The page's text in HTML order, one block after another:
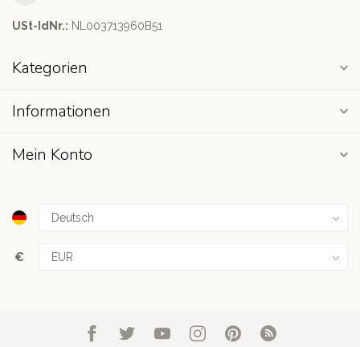
USt-IdNr.: NL003713960B51
Kategorien
Informationen
Mein Konto
€